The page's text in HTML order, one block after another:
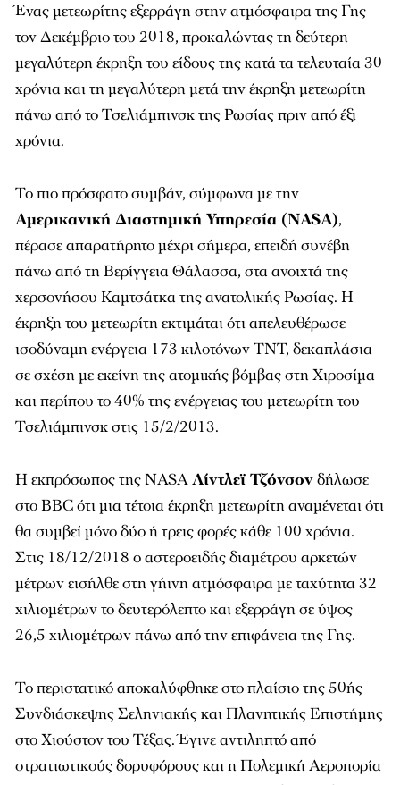
Ένας μετεωρίτης εξερράγη στην ατμόσφαιρα της Γης
τον Δεκέμβριο του 2018, προκαλώντας τη δεύτερη
μεγαλύτερη έκρηξη του είδους της κατά τα τελευταία 30
χρόνια και τη μεγαλύτερη μετά την έκρηξη μετεωρίτη
πάνω από το Τσελιάμπινσκ της Ρωσίας πριν από έξι
χρόνια.
Το πιο πρόσφατο συμβάν, σύμφωνα με την
Αμερικανική Διαστημική Υπηρεσία (NASA),
πέρασε απαρατήρητο μέχρι σήμερα, επειδή συνέβη
πάνω από τη Βερίγγεια Θάλασσα, στα ανοιχτά της
χερσονήσου Καμτσάτκα της ανατολικής Ρωσίας. Η
έκρηξη του μετεωρίτη εκτιμάται ότι απελευθέρωσε
ισοδύναμη ενέργεια 173 κιλοτόνων ΤΝΤ, δεκαπλάσια
σε σχέση με εκείνη της ατομικής βόμβας στη Χιροσίμα
και περίπου το 40% της ενέργειας του μετεωρίτη του
Τσελιάμπινσκ στις 15/2/2013.
Η εκπρόσωπος της NASAΛίντλεϊ Τζόνσονδήλωσε
στοΒΒCότι μια τέτοια έκρηξη μετεωρίτη αναμένεται ότι
θα συμβεί μόνο δύο ή τρεις φορές κάθε 100 χρόνια.
Στις 18/12/2018 ο αστεροειδής διαμέτρου αρκετών
μέτρων εισήλθε στη γήινη ατμόσφαιρα με ταχύτητα 32
χιλιομέτρων το δευτερόλεπτο και εξερράγη σε ύψος
26,5 χιλιομέτρων πάνω από την επιφάνεια της Γης.
Το περιστατικό αποκαλύφθηκε στο πλαίσιο της 50ής
Συνδιάσκεψης Σεληνιακής και Πλανητικής Επιστήμης
στο Χιούστον του Τέξας. Έγινε αντιληπτό από
στρατιωτικούς δορυφόρους και η Πολεμική Αεροπορία